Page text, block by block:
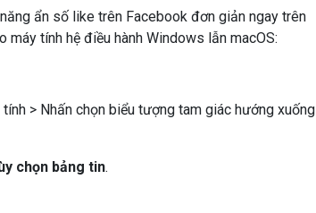
ẩn số like trên Facebook đơn giản ngay trên
tính hệ điều hành Windows lẫn macOS:
> Nhấn chọn biểu tượng tam giác hướng xuống
chọn bảng tin.